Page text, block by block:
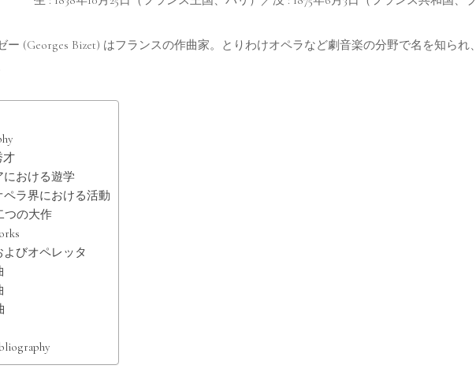
ー (Georges Bizet) はフランスの作曲家。とりわけオペラなど劇音楽の分野で名を知ら
才
における遊学
ペラ界における活動
つの大作
よびオペレッタ